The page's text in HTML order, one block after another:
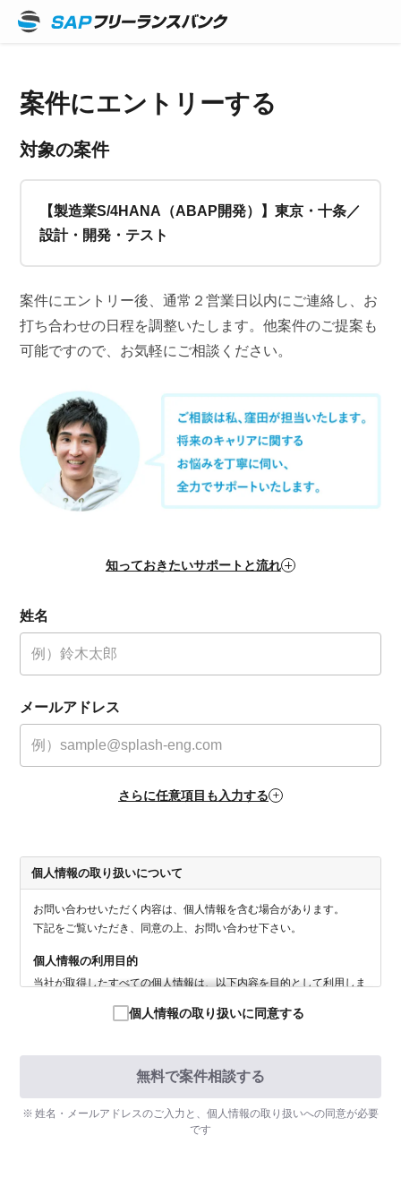
案件にエントリーする
対象の案件
【製造業S/4HANA（ABAP開発）】東京・十条／
設計・開発・テスト
案件にエントリー後、通常２営業日以内にご連絡し、お
打ち合わせの日程を調整いたします。他案件のご提案も
可能ですので、お気軽にご相談ください。
知っておきたいサポートと流れ
姓名
メールアドレス
個人情報の取り扱いについて
お問い合わせいただく内容は、個人情報を含む場合があります。
下記をご覧いただき、同意の上、お問い合わせ下さい。
個人情報の利用目的
当社が取得したすべての個人情報は、以下内容を目的として利用しま
・当社の取り扱う個人情報に関する苦情・相談への対応のため
個人情報の提供
法令に基づく場合を除いて、取得した個人情報を第三者に提供するこ
個人情報の取り扱いに同意する
姓名・メールアドレスのご入力と、個人情報の取り扱いへの同意が必要
です